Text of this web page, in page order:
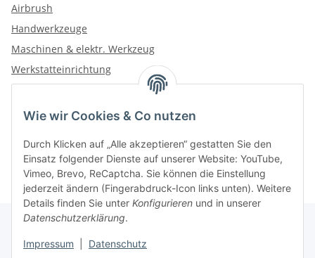
Wie wir Cookies & Co nutzen
Durch Klicken auf „Alle akzeptieren“ gestatten Sie den
Einsatz folgender Dienste auf unserer Website: YouTube,
Vimeo, Brevo, ReCaptcha. Sie können die Einstellung
jederzeit ändern (Fingerabdruck-Icon links unten). Weitere
Details finden Sie unter Konfigurieren und in unserer
Datenschutzerklärung.
Impressum Datenschutz
Airbrush
Handwerkzeuge
Maschinen & elektr. Werkzeug
Werkstatteinrichtung
Kategorien